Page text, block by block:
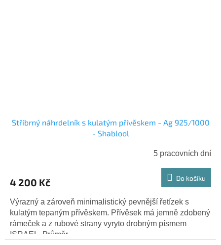
Stříbrný náhrdelník s kulatým přívěskem - Ag 925/1000
- Shablool
5 pracovních dní
4 200 Kč Do košíku
Výrazný a zároveň minimalistický pevnější řetízek s
kulatým tepaným přívěskem. Přívěsek má jemně zdobený
rámeček a z rubové strany vyryto drobným písmem
ISRAEL. Průměr...